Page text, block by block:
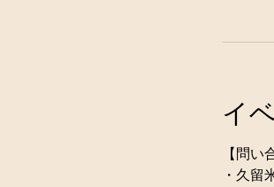
イ
【問い
・久留